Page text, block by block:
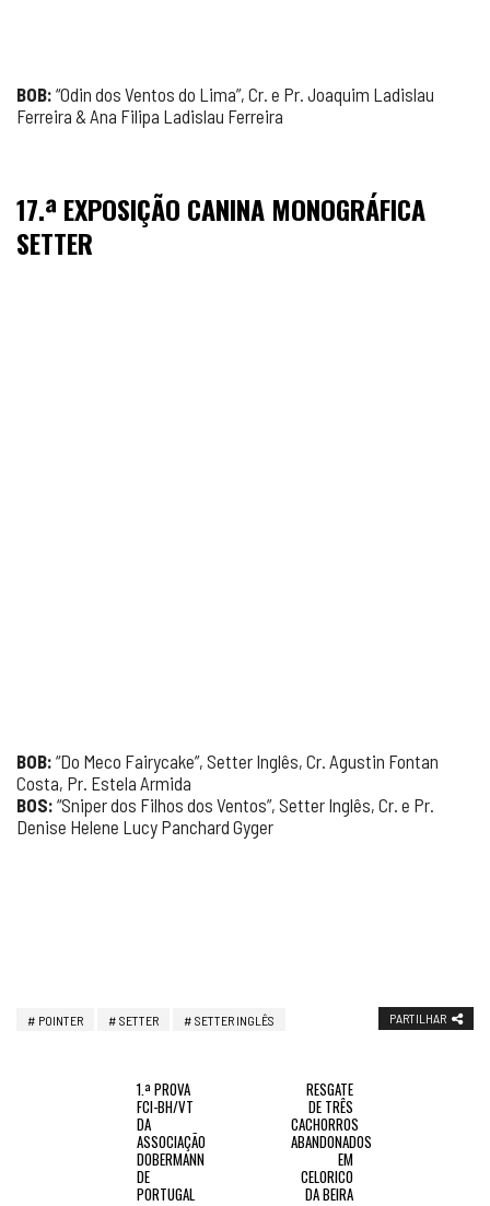
BOB: “Odin dos Ventos do Lima”, Cr. e Pr. Joaquim Ladislau
Ferreira & Ana Filipa Ladislau Ferreira
17.ª EXPOSIÇÃO CANINA MONOGRÁFICA
SETTER
BOB: “Do Meco Fairycake”, Setter Inglês, Cr. Agustin Fontan
Costa, Pr. Estela Armida
BOS: “Sniper dos Filhos dos Ventos”, Setter Inglês, Cr. e Pr.
Denise Helene Lucy Panchard Gyger
POINTER SETTER SETTER INGLÊS PARTILHAR
1.ª PROVA
FCI-BH/VT
DA
ASSOCIAÇÃO
DOBERMANN
DE
PORTUGAL
RESGATE
DE TRÊS
CACHORROS
ABANDONADOS
EM
CELORICO
DA BEIRA